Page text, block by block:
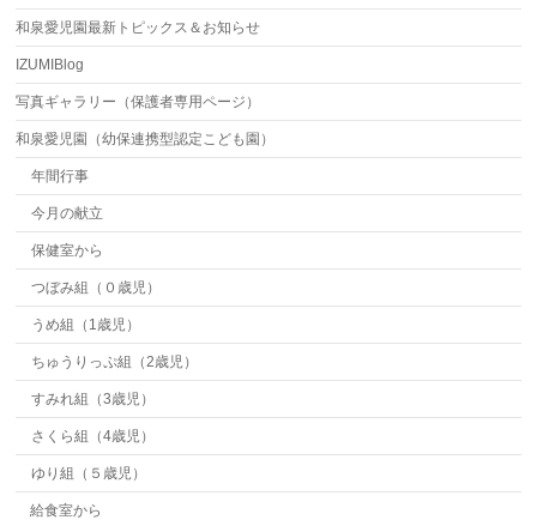
和泉愛児園最新トピックス＆お知らせ
IZUMIBlog
写真ギャラリー（保護者専用ページ）
和泉愛児園（幼保連携型認定こども園）
年間行事
今月の献立
保健室から
つぼみ組（０歳児）
うめ組（1歳児）
ちゅうりっぷ組（2歳児）
すみれ組（3歳児）
さくら組（4歳児）
ゆり組（５歳児）
給食室から